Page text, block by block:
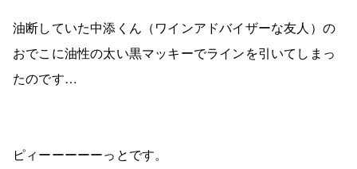
油断していた中添くん（ワインアドバイザーな友人）の
おでこに油性の太い黒マッキーでラインを引いてしまっ
たのです…
ピィーーーーーっとです。